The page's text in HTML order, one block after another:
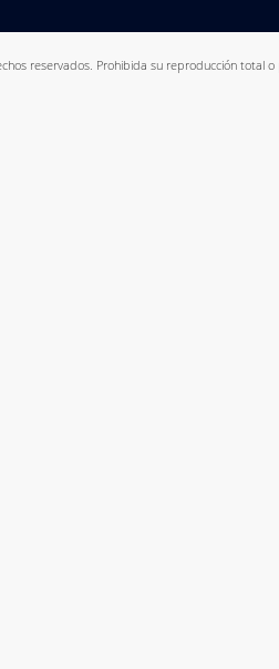
reservados. Prohibida su reproducción total